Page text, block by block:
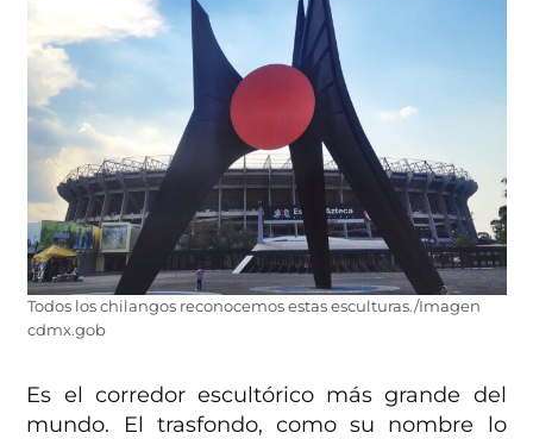
Todos los chilangos reconocemos estas esculturas./Imagen
cdmx.gob
Es el corredor escultórico más grande del
mundo. El trasfondo, como su nombre lo